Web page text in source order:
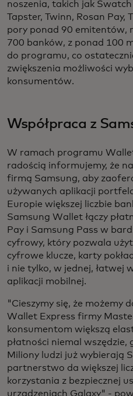
noszenia, takich jak Swatch
Tapster, Twinn, Rosan Pay,
pory ponad 90 emitentów,
700 banków, z ponad 100
do programu, co
zwiększenia możliwości
konsumentów.
Współpraca z
W ramach programu
radością informujemy, że
firmą Samsung, aby
używanych aplikacji
Europie większej liczbie
Samsung Wallet łączy
Pay i Samsung Pass w
cyfrowy, który pozwala
cyfrowe klucze, karty
i nie tylko, w jednej, łatwej
aplikacji mobilnej.
"Cieszymy się, że możemy
Wallet Express firmy
konsumentom większą
płatności niemal
Miliony ludzi już wybierają
partnerstwo da większej
korzystania z bezpiecznej
urządzeniach Galaxy" -